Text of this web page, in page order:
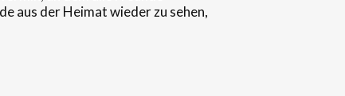
aus der Heimat wieder zu sehen,